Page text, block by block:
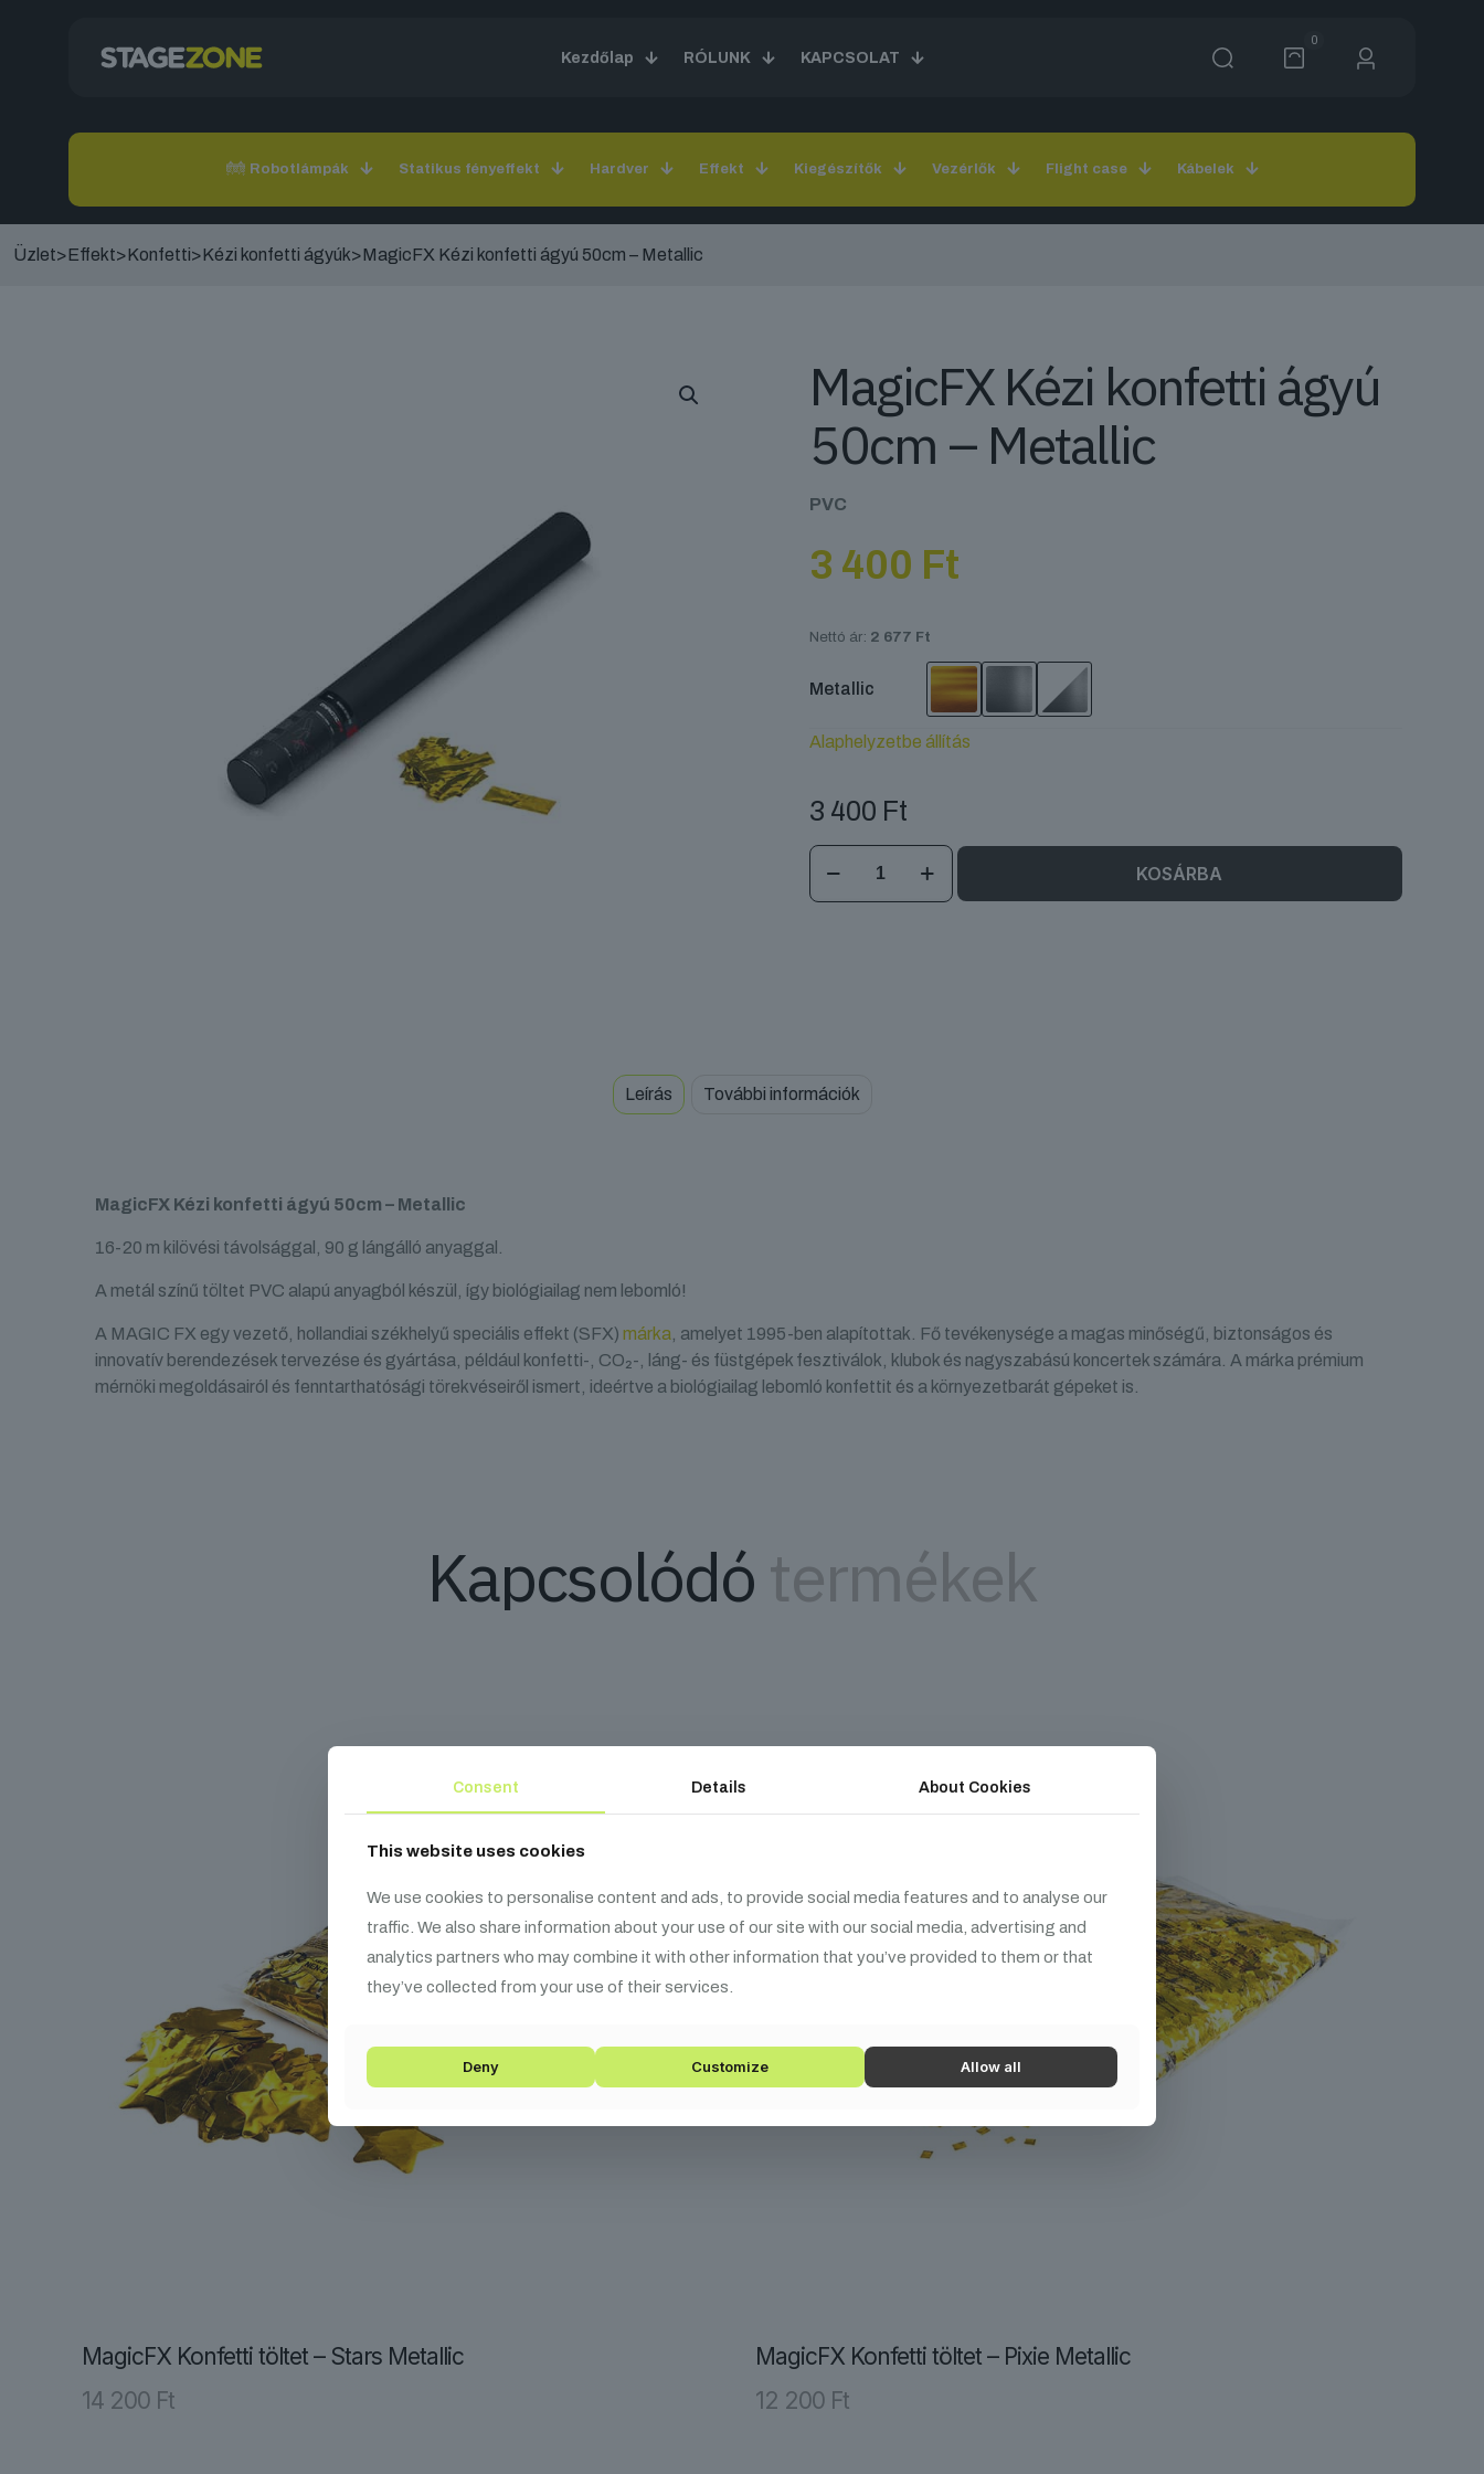
Kezdőlap RÓLUNK KAPCSOLAT
0
Robotlámpák Statikus fényeffekt Hardver Effekt Kiegészítők Vezérlők Flight case Kábelek
Üzlet>Effekt>Konfetti>Kézi konfetti ágyúk>MagicFX Kézi konfetti ágyú 50cm – Metallic
MagicFX Kézi konfetti ágyú
50cm – Metallic
PVC
3 400 Ft
Nettó ár: 2 677 Ft
Metallic
Alaphelyzetbe állítás
3 400 Ft
MagicFX
KOSÁRBA
Leírás További információk
MagicFX Kézi konfetti ágyú 50cm – Metallic
16-20 m kilövési távolsággal, 90 g lángálló anyaggal.
A metál színű töltet PVC alapú anyagból készül, így biológiailag nem lebomló!
A MAGIC FX egy vezető, hollandiai székhelyű speciális effekt (SFX) márka, amelyet 1995-ben alapítottak. Fő tevékenysége a magas minőségű, biztonságos és
innovatív berendezések tervezése és gyártása, például konfetti-, CO₂-, láng- és füstgépek fesztiválok, klubok és nagyszabású koncertek számára. A márka prémium
mérnöki megoldásairól és fenntarthatósági törekvéseiről ismert, ideértve a biológiailag lebomló konfettit és a környezetbarát gépeket is.
Kapcsolódótermékek
MagicFX Konfetti töltet – Stars Metallic
14 200 Ft
MagicFX Konfetti töltet – Pixie Metallic
12 200 Ft
Consent Details About Cookies
This website uses cookies
We use cookies to personalise content and ads, to provide social media features and to analyse our
traffic. We also share information about your use of our site with our social media, advertising and
analytics partners who may combine it with other information that you’ve provided to them or that
they’ve collected from your use of their services.
Deny Customize Allow all